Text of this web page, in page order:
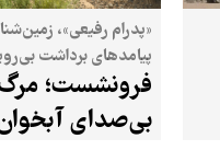
«پدرام رفیعی»،
پیامدهای برداشت
زیرزمینی می‌گوید
فرونشست؛
بی‌صدای